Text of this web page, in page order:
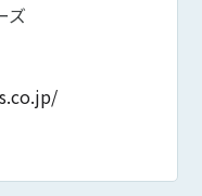
ズ